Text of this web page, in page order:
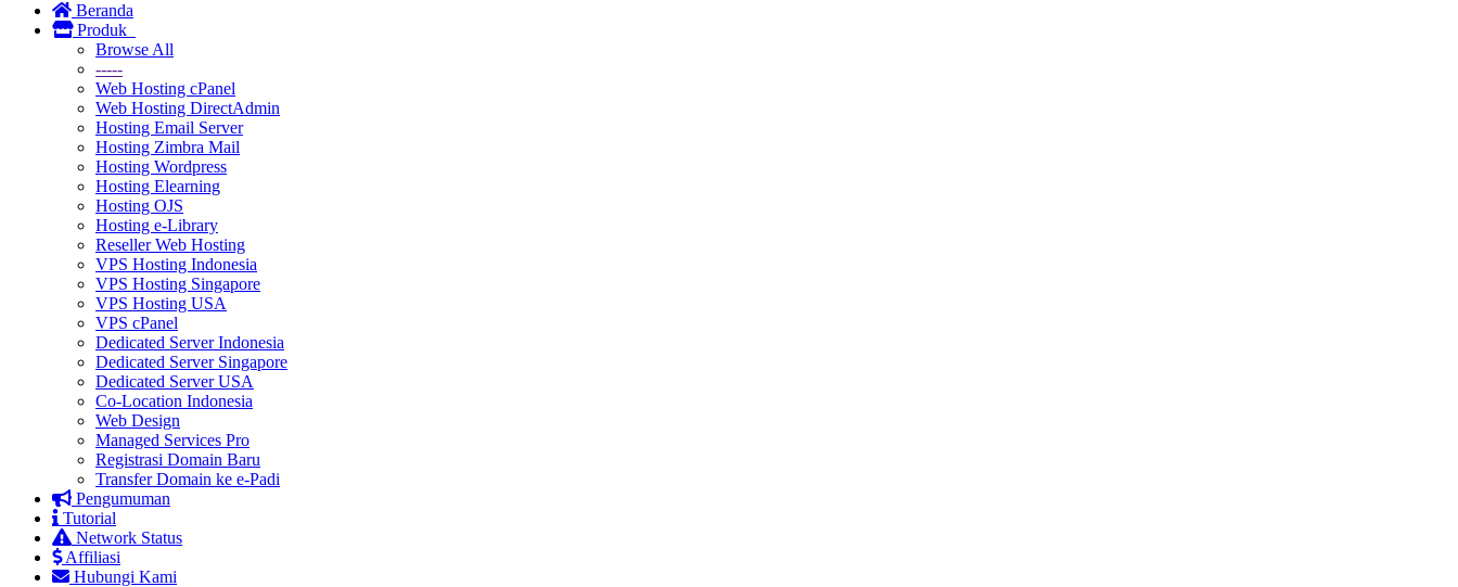
Beranda
Produk
Browse All
-----
Web Hosting cPanel
Web Hosting DirectAdmin
Hosting Email Server
Hosting Zimbra Mail
Hosting Wordpress
Hosting Elearning
Hosting OJS
Hosting e-Library
Reseller Web Hosting
VPS Hosting Indonesia
VPS Hosting Singapore
VPS Hosting USA
VPS cPanel
Dedicated Server Indonesia
Dedicated Server Singapore
Dedicated Server USA
Co-Location Indonesia
Web Design
Managed Services Pro
Registrasi Domain Baru
Transfer Domain ke e-Padi
Pengumuman
Tutorial
Network Status
Affiliasi
Hubungi Kami